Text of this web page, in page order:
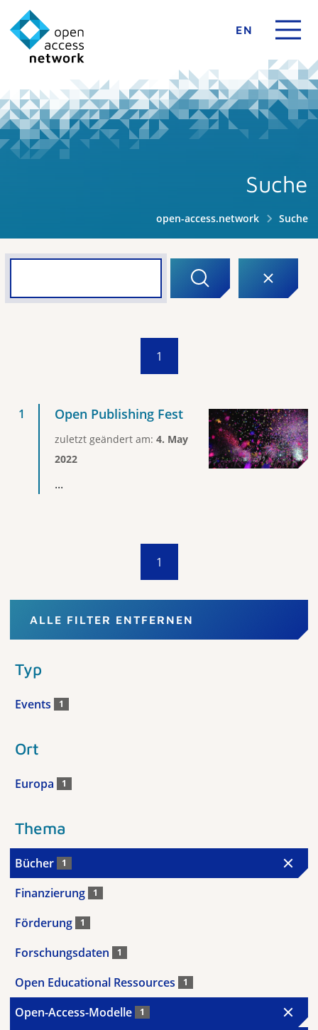
EN
Suche
open-access.network Suche
1
Open Publishing Fest
zuletzt geändert am: 4. May
2022
...
1
ALLE FILTER ENTFERNEN
Typ
Events 1
Ort
Europa 1
Thema
Bücher 1
Finanzierung 1
Förderung 1
Forschungsdaten 1
Open Educational Ressources 1
Open-Access-Modelle 1